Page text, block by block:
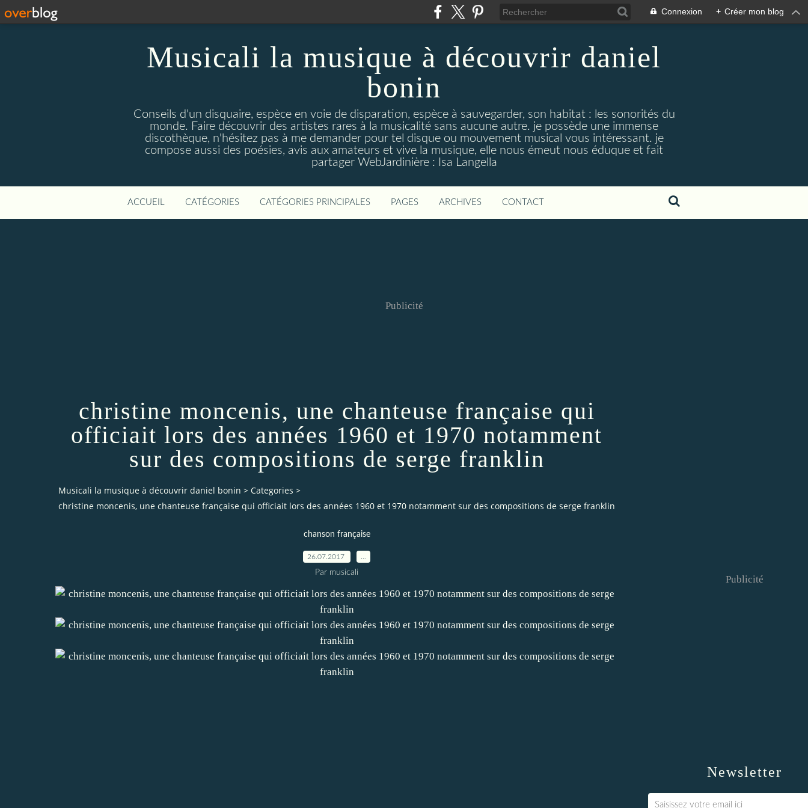
Connexion + Créer mon blog
Musicali la musique à découvrir daniel
bonin
Conseils d'un disquaire, espèce en voie de disparation, espèce à sauvegarder, son habitat : les sonorités du
monde. Faire découvrir des artistes rares à la musicalité sans aucune autre. je possède une immense
discothèque, n'hésitez pas à me demander pour tel disque ou mouvement musical vous intéressant. je
compose aussi des poésies, avis aux amateurs et vive la musique, elle nous émeut nous éduque et fait
partager WebJardinière : Isa Langella
ACCUEIL CATÉGORIES CATÉGORIES PRINCIPALES PAGES ARCHIVES CONTACT
Publicité
christine moncenis, une chanteuse française qui
officiait lors des années 1960 et 1970 notamment
sur des compositions de serge franklin
Musicali la musique à découvrir daniel bonin > Categories >
christine moncenis, une chanteuse française qui officiait lors des années 1960 et 1970 notamment sur des compositions de serge franklin
chanson française
26.07.2017
Par musicali
Newsletter
Publicité